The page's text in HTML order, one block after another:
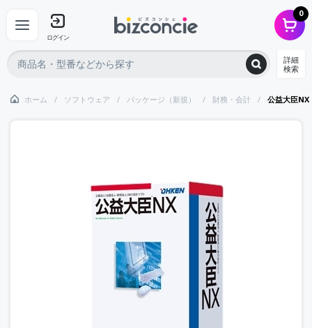
ログイン
0
詳細
検索
ホーム ソフトウェア パッケージ（新規） 財務・会計 公益大臣NX